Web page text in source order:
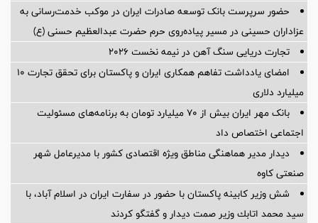
حضور سرپرست بانک توسعه صادرات ایران در موکب خدمت‌رسانی به
عزاداران حسینی در مسیر پیاده‌روی حرم حضرت عبدالعظیم حسنی (ع)
تجارت دریایی سنگ آهن در نیمه نخست ۲۰۲۶
امضای یادداشت تفاهم همکاری ایران و پاکستان برای تحقق تجارت ۱۰
میلیارد دلاری
بانک مهر ایران بیش از ۷۰ میلیارد تومان به برنامه‌های مسئولیت
اجتماعی اختصاص داد
دیدار مدیر هماهنگی مناطق ویژه اقتصادی کشور با مدیرعامل شهر
صنعتی کاوه
شش وزیر کابینه پاکستان با حضور در سفارت ایران در اسلام آباد، با
سيد محمد اتابك وزير صمت ديدار و گفتگو كردند